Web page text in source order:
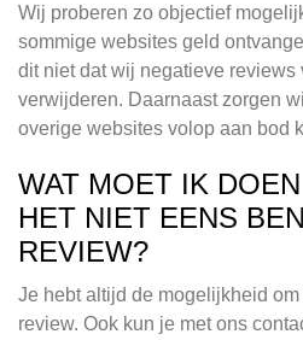
Wij proberen zo objectief
sommige websites geld
dit niet dat wij negatieve reviews
verwijderen. Daarnaast zorgen
overige websites volop aan bod
WAT MOET IK
HET NIET EENS
REVIEW?
Je hebt altijd de mogelijkheid
review. Ook kun je met ons